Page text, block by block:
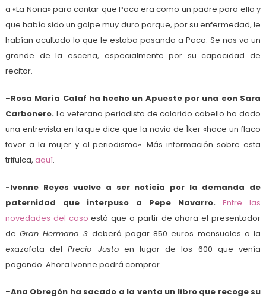
a «La Noria» para contar que Paco era como un padre para ella y
que había sido un golpe muy duro porque, por su enfermedad, le
habían ocultado lo que le estaba pasando a Paco. Se nos va un
grande de la escena, especialmente por su capacidad de
recitar.
–Rosa María Calaf ha hecho un Apueste por una con Sara
Carbonero. La veterana periodista de colorido cabello ha dado
una entrevista en la que dice que la novia de Íker «hace un flaco
favor a la mujer y al periodismo». Más información sobre esta
trifulca, aquí.
-Ivonne Reyes vuelve a ser noticia por la demanda de
paternidad que interpuso a Pepe Navarro.Entre las
novedades del casoestá que a partir de ahora el presentador
deGran Hermano 3 deberá pagar 850 euros mensuales a la
exazafata delPrecio Justoen lugar de los 600 que venía
pagando. Ahora Ivonne podrá comprar
–Ana Obregón ha sacado a la venta un libro que recoge su